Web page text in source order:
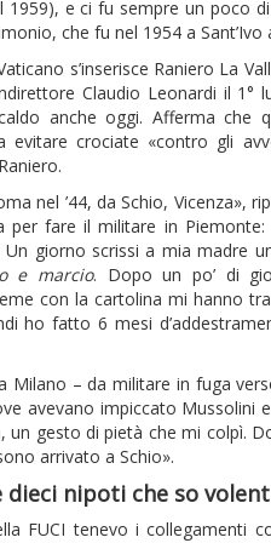
1959), e ci fu sempre un poco
che fu nel 1954 a Sant’Ivo
s’inserisce Raniero La
Claudio Leonardi il
anche oggi. Afferma che
evitare crociate «contro gli
nel ’44, da Schio, Vicenza»,
per fare il militare in
Un giorno scrissi a mia madre
e marcio. Dopo un po’ di
con la cartolina mi hanno
ho fatto 6 mesi
Milano – da militare in fuga
avevano impiccato Mussolini
un gesto di pietà che mi colpì.
arrivato a Schio».
nipoti che so
FUCI tenevo i collegamenti